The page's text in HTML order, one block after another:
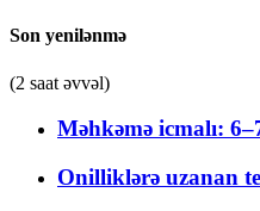
Son yenilənmə
(2 saat əvvəl)
Məhkəmə icmalı:
Onilliklərə uzanan